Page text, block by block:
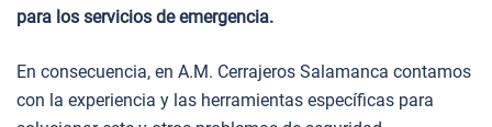
para los servicios de emergencia.
En consecuencia, en A.M. Cerrajeros Salamanca contamos
con la experiencia y las herramientas específicas para